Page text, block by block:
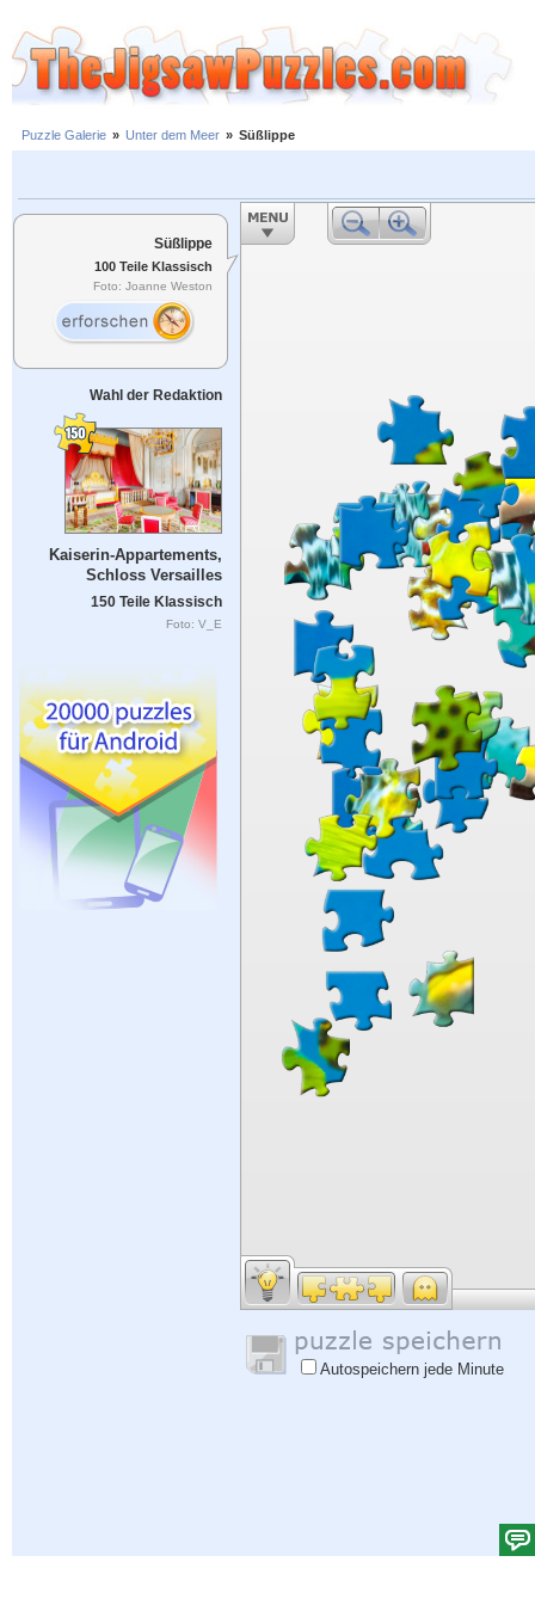
Puzzle Galerie » Unter dem Meer » Süßlippe
Süßlippe
100 Teile Klassisch
Foto: Joanne Weston
Wahl der Redaktion
Kaiserin-Appartements,
Schloss Versailles
150 Teile Klassisch
Foto: V_E
Autospeichern jede Minute